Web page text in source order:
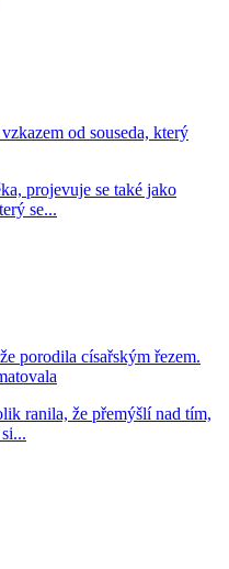
od souseda, který
projevuje se také jako
se...
porodila císařským řezem.
ranila, že přemýšlí nad tím,